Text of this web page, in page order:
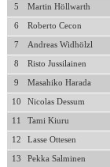
5 Martin Höllwarth
6 Roberto Cecon
7 Andreas Widhölzl
8 Risto Jussilainen
9 Masahiko Harada
10 Nicolas Dessum
11 Tami Kiuru
12 Lasse Ottesen
13 Pekka Salminen